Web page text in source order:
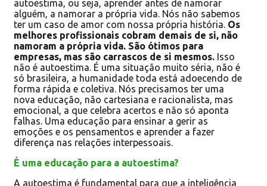
autoestima, ou seja, aprender antes de namorar
alguém, a namorar a própria vida. Nós não sabemos
ter um caso de amor com nossa própria história. Os
melhores profissionais cobram demais de si, não
namoram a própria vida. São ótimos para
empresas, mas são carrascos de si mesmos. Isso
não é autoestima. É uma situação muito séria, não é
só brasileira, a humanidade toda está adoecendo de
forma rápida e coletiva. Nós precisamos ter uma
nova educação, não cartesiana e racionalista, mas
emocional, a que celebra acertos e não só aponta
falhas. Uma educação para ensinar a gerir as
emoções e os pensamentos e aprender a fazer
diferença nas relações interpessoais.
É uma educação para a autoestima?
A autoestima é fundamental para que a inteligência